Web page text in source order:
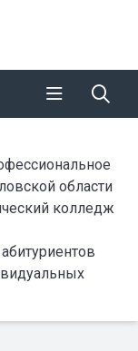
области
колледж